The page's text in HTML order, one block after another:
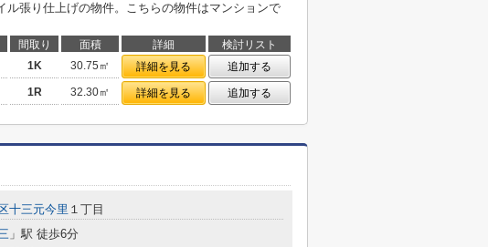
ル張り仕上げの物件。こちらの物件はマンションで
間取り 面積 詳細
検討リスト
1K 30.75㎡ 詳細を見る
追加する
1R 32.30㎡ 詳細を見る 追加する
十三元今里 １丁目
」駅 徒歩6分